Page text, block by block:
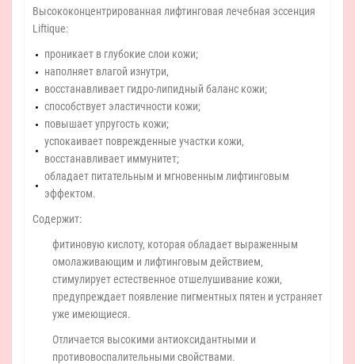
Высококонцентрированная лифтинговая лечебная эссенция
Liftique:
проникает в глубокие слои кожи;
наполняет влагой изнутри,
восстанавливает гидро-липидный баланс кожи;
способствует эластичности кожи;
повышает упругость кожи;
успокаивает поврежденные участки кожи,
восстанавливает иммунитет;
обладает питательным и мгновенным лифтинговым
эффектом.
Содержит:
фитиновую кислоту, которая обладает выраженным
омолаживающим и лифтинговым действием,
стимулирует естественное отшелушивание кожи,
предупреждает появление пигментных пятен и устраняет
уже имеющиеся.
Отличается высокими антиоксидантными и
противовоспалительными свойствами.